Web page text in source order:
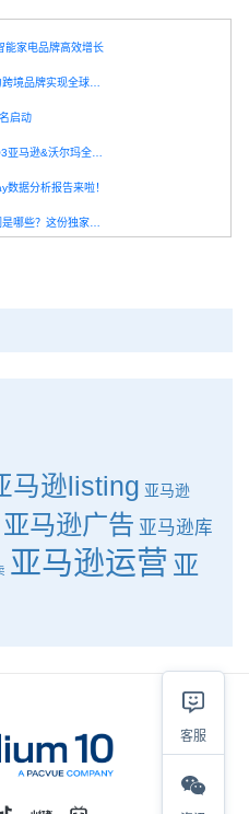
能家电品牌高效增长
生成式 AI 驱动关键词与广告策略，助力跨境品牌实现全球增长突破
启动
宠物和食品类目转化率赛新高！2023 Q3亚马逊&沃尔玛全球电商CPC数据发布！
据分析报告来啦！
哪些类目转化率喜人？Q2 Top10搜索词是哪些？这份独家报告来解答！
马逊listing 亚马逊
亚马逊广告 亚马逊库
亚马逊运营 亚
客服